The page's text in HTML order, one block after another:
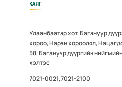
ХАЯГ
Улаанбаатар хот, Багануур
хороо, Наран хороолол,
58, Багануур дүүргийн
хэлтэс
7021-0021, 7021-2100